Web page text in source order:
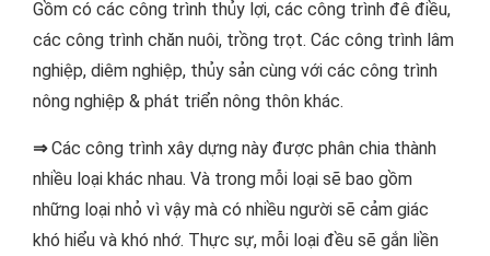
Gồm có các công trình thủy lợi, các công trình đê điều,
các công trình chăn nuôi, trồng trọt. Các công trình lâm
nghiệp, diêm nghiệp, thủy sản cùng với các công trình
nông nghiệp & phát triển nông thôn khác.
⇒Các công trình xây dựng này được phân chia thành
nhiều loại khác nhau. Và trong mỗi loại sẽ bao gồm
những loại nhỏ vì vậy mà có nhiều người sẽ cảm giác
khó hiểu và khó nhớ. Thực sự, mỗi loại đều sẽ gắn liền